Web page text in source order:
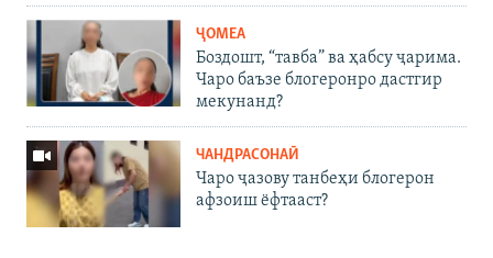
ҶОМEА
Боздошт, “тавба” ва ҳабсу ҷарима.
Чаро баъзе блогеронро дастгир
мекунанд?
ЧАНДРАСОНАӢ
Чаро ҷазову танбеҳи блогерон
афзоиш ёфтааст?